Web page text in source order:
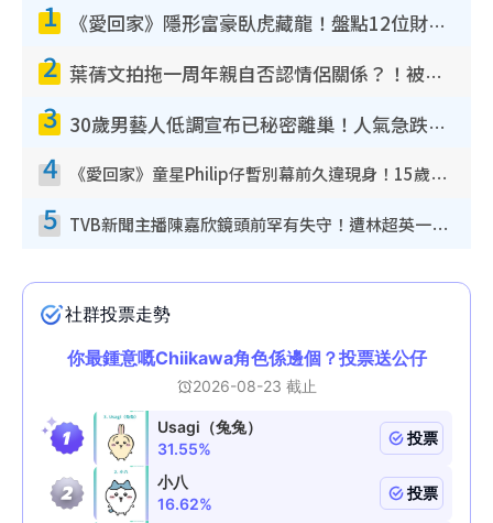
1 《愛回家》隱形富豪臥虎藏龍！盤點12位財氣逼人的有錢藝人：呢位靚女3億身家唔憂做
2 葉蒨文拍拖一周年親自否認情侶關係？！被質疑感情造假竟稱GM「普通同事」
3 30歲男藝人低調宣布已秘密離巢！人氣急跌變失蹤人口︰「這幾年過得並不容易」
4 《愛回家》童星Philip仔暫別幕前久違現身！15歲近況暴風長高蛻變帥氣少男
5 TVB新聞主播陳嘉欣鏡頭前罕有失守！遭林超英一句說話突襲嚇親當場大笑